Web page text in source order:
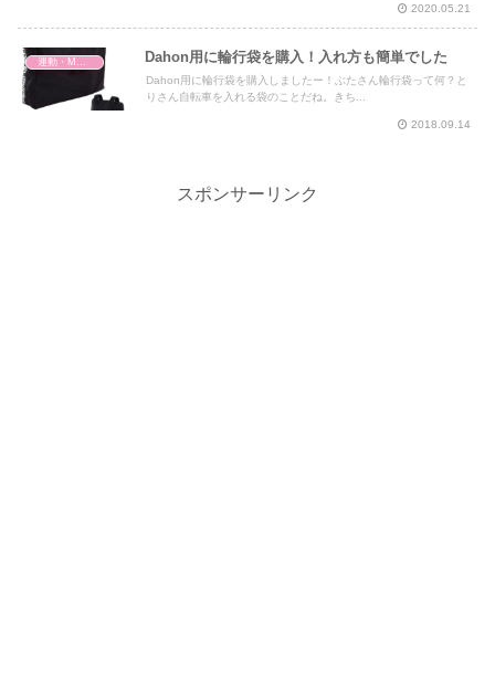
2020.05.21
運動・MMA・身体づくり Dahon用に輪行袋を購入！入れ方も簡単でした
Dahon用に輪行袋を購入しましたー！ぶたさん輪行袋って何？と
りさん自転車を入れる袋のことだね。きち...
2018.09.14
スポンサーリンク